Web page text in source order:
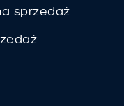
sprzedaż